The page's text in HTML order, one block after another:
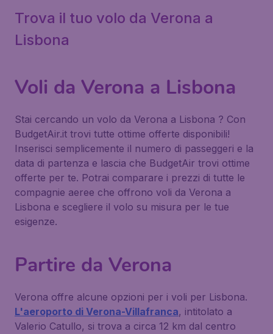
Trova il tuo volo da Verona a
Lisbona
Voli da Verona a Lisbona
Stai cercando un volo da Verona a Lisbona ? Con
BudgetAir.it trovi tutte ottime offerte disponibili!
Inserisci semplicemente il numero di passeggeri e la
data di partenza e lascia che BudgetAir trovi ottime
offerte per te. Potrai comparare i prezzi di tutte le
compagnie aeree che offrono voli da Verona a
Lisbona e scegliere il volo su misura per le tue
esigenze.
Partire da Verona
Verona offre alcune opzioni per i voli per Lisbona.
L'aeroporto di Verona-Villafranca, intitolato a
Valerio Catullo, si trova a circa 12 km dal centro